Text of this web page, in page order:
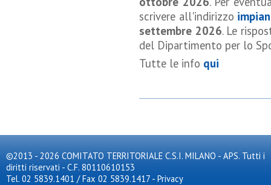
scrivere all'indirizzo
settembre 2026. Le
del Dipartimento per lo
Tutte le info qui
©2013 - 2026 COMITATO TERRITORIALE C.S.I. MILANO - APS. Tutti i
diritti riservati - C.F. 80110610153
Tel. 02 5839.1401 / Fax 02 5839.1417 - Privacy